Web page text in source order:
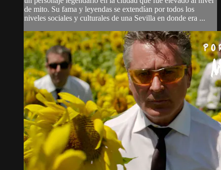
de mito. Su fama y leyendas se extendían por todos los
niveles sociales y culturales de una Sevilla en donde era ...